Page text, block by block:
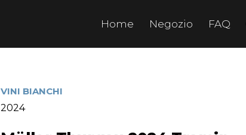
Home Negozio FAQ
VINI BIANCHI
2024